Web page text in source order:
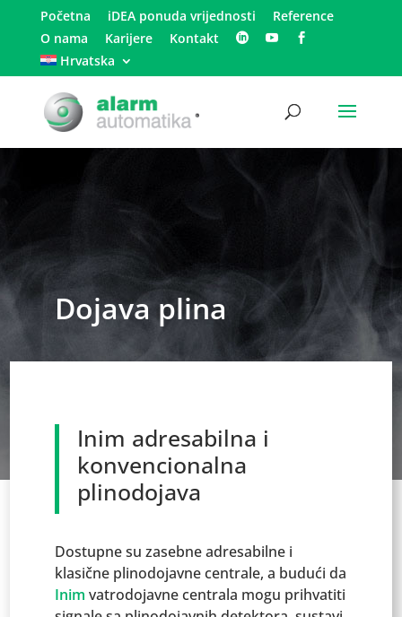
Početna iDEA ponuda vrijednosti
Reference
O nama
Karijere
Kontakt
Hrvatska
Dojava plina
Inim adresabilna i
konvencionalna
plinodojava
Dostupne su zasebne adresabilne i
klasične plinodojavne centrale, a budući da
Inim vatrodojavne centrala mogu prihvatiti